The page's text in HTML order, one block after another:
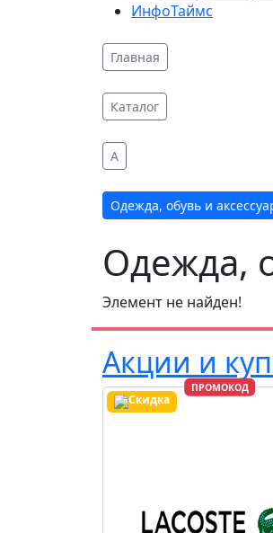
ИнфоТаймс
Главная
Каталог
A
Одежда, обувь и
Одежда,
Элемент не найден!
Акции и
ПРОМОКОД